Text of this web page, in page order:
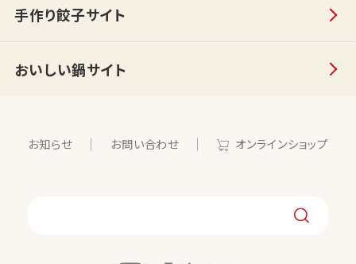
手作り餃子サイト
おいしい鍋サイト
お知らせ お問い合わせ オンラインショップ